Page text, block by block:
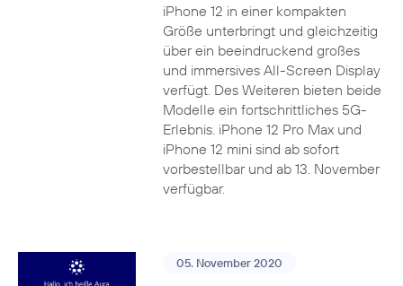
iPhone 12 in einer kompakten
Größe unterbringt und gleichzeitig
über ein beeindruckend großes
und immersives All-Screen Display
verfügt. Des Weiteren bieten beide
Modelle ein fortschrittliches 5G-
Erlebnis. iPhone 12 Pro Max und
iPhone 12 mini sind ab sofort
vorbestellbar und ab 13. November
verfügbar.
05. November 2020